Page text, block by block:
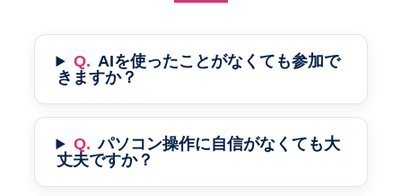
Q. AIを使ったことがなくても参加で
きますか？
Q. パソコン操作に自信がなくても大
丈夫ですか？